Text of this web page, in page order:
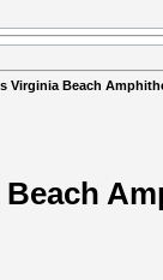
Virginia Beach